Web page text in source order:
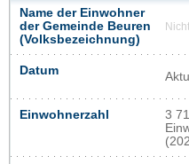
Name der Einwohner
der Gemeinde Beuren
(Volksbezeichnung)
Datum
Einwohnerzahl
3